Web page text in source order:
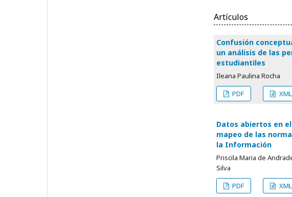
Artículos
Confusión
un análisis de las
estudiantiles
Ileana Paulina Rocha
PDF
XML
Datos abiertos en
mapeo de las
la Información
Priscila Maria de
Silva
PDF XML